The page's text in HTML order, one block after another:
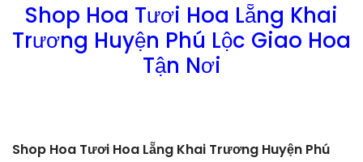
Shop Hoa Tươi Hoa Lẵng Khai
Trương Huyện Phú Lộc Giao Hoa
Tận Nơi
Shop Hoa Tươi Hoa Lẵng Khai Trương Huyện Phú